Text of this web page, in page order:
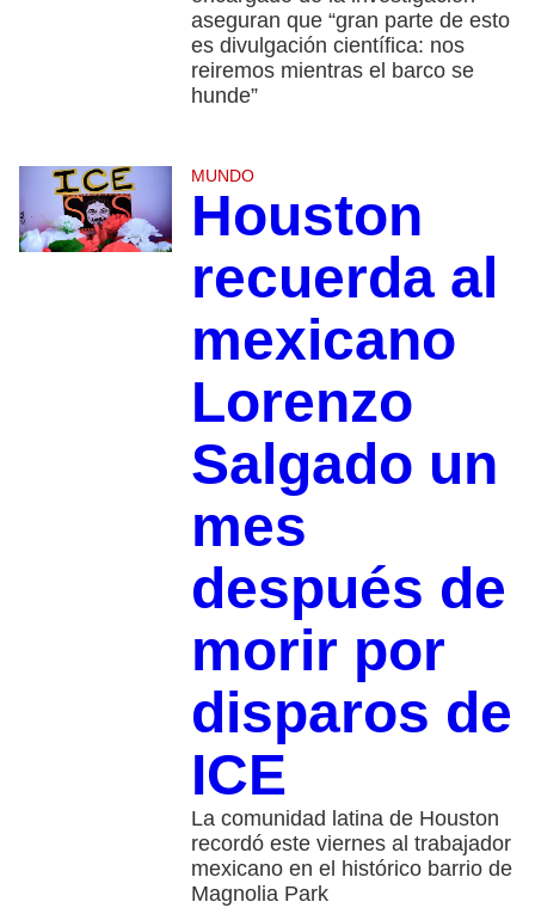
aseguran que “gran parte de esto
es divulgación científica: nos
reiremos mientras el barco se
hunde”
MUNDO
Houston
recuerda al
mexicano
Lorenzo
Salgado un
mes
después de
morir por
disparos de
ICE
La comunidad latina de Houston
recordó este viernes al trabajador
mexicano en el histórico barrio de
Magnolia Park